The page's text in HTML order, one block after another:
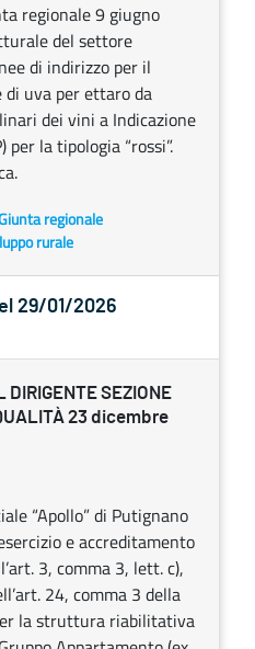
regionale 9 giugno
del settore
di indirizzo per il
uva per ettaro da
dei vini a Indicazione
per la tipologia “rossi”.
regionale
rurale
29/01/2026
DIRIGENTE SEZIONE
23 dicembre
“Apollo” di Putignano
e accreditamento
3, comma 3, lett. c),
24, comma 3 della
la struttura riabilitativa